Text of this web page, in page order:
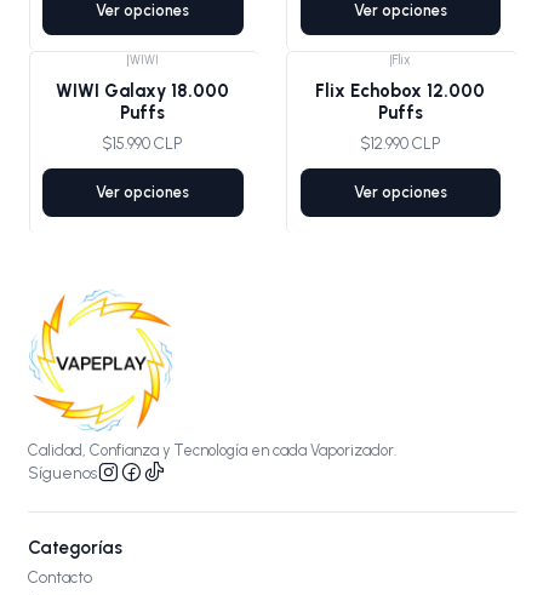
Ver opciones Ver opciones
|WIWI
WIWI Galaxy 18.000
Puffs
$15.990 CLP
Ver opciones
Flix
Flix Echobox 12.000
Puffs
$12.990 CLP
Ver opciones
Calidad, Confianza y Tecnología en cada Vaporizador.
Síguenos
Categorías
Contacto